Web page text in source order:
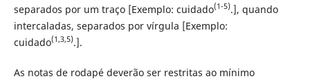
separados por um traço [Exemplo: cuidado(1-5).], quando
intercaladas, separados por vírgula [Exemplo:
cuidado(1,3,5).].
As notas de rodapé deverão ser restritas ao mínimo